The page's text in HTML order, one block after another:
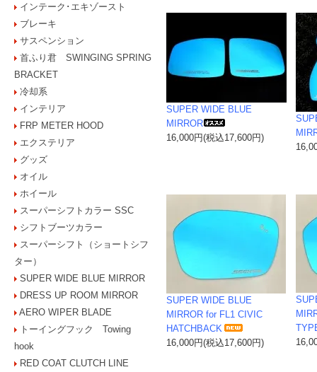
インテーク･エキゾースト
ブレーキ
サスペンション
首ふり君 SWINGING SPRING
BRACKET
冷却系
インテリア
FRP METER HOOD
エクステリア
グッズ
オイル
ホイール
スーパーシフトカラー SSC
シフトブーツカラー
スーパーシフト（ショートシフ
ター）
SUPER WIDE BLUE MIRROR
DRESS UP ROOM MIRROR
AERO WIPER BLADE
トーイングフック Towing
hook
RED COAT CLUTCH LINE
SUPER WIDE BLUE
MIRROR
16,000円(税込17,600円)
SUPER WIDE BLUE
MIRROR for FL1 CIVIC
HATCHBACK
16,000円(税込17,600円)